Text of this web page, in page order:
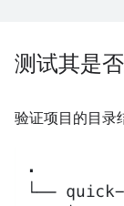
测试其是
验证项目的目录